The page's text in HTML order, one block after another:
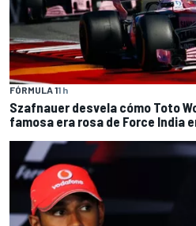
FÓRMULA 11 h
Szafnauer desvela cómo Toto
famosa era rosa de Force India